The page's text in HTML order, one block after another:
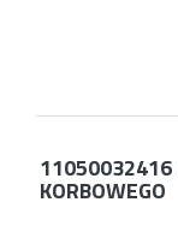
11050032416
KORBOWEGO